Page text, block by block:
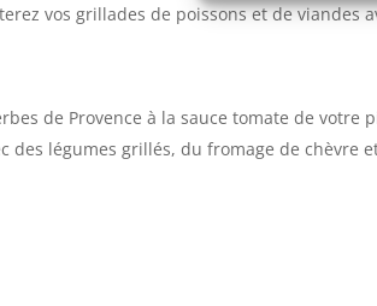
vos grillades de poissons et de viandes
de Provence à la sauce tomate de votre
des légumes grillés, du fromage de chèvre